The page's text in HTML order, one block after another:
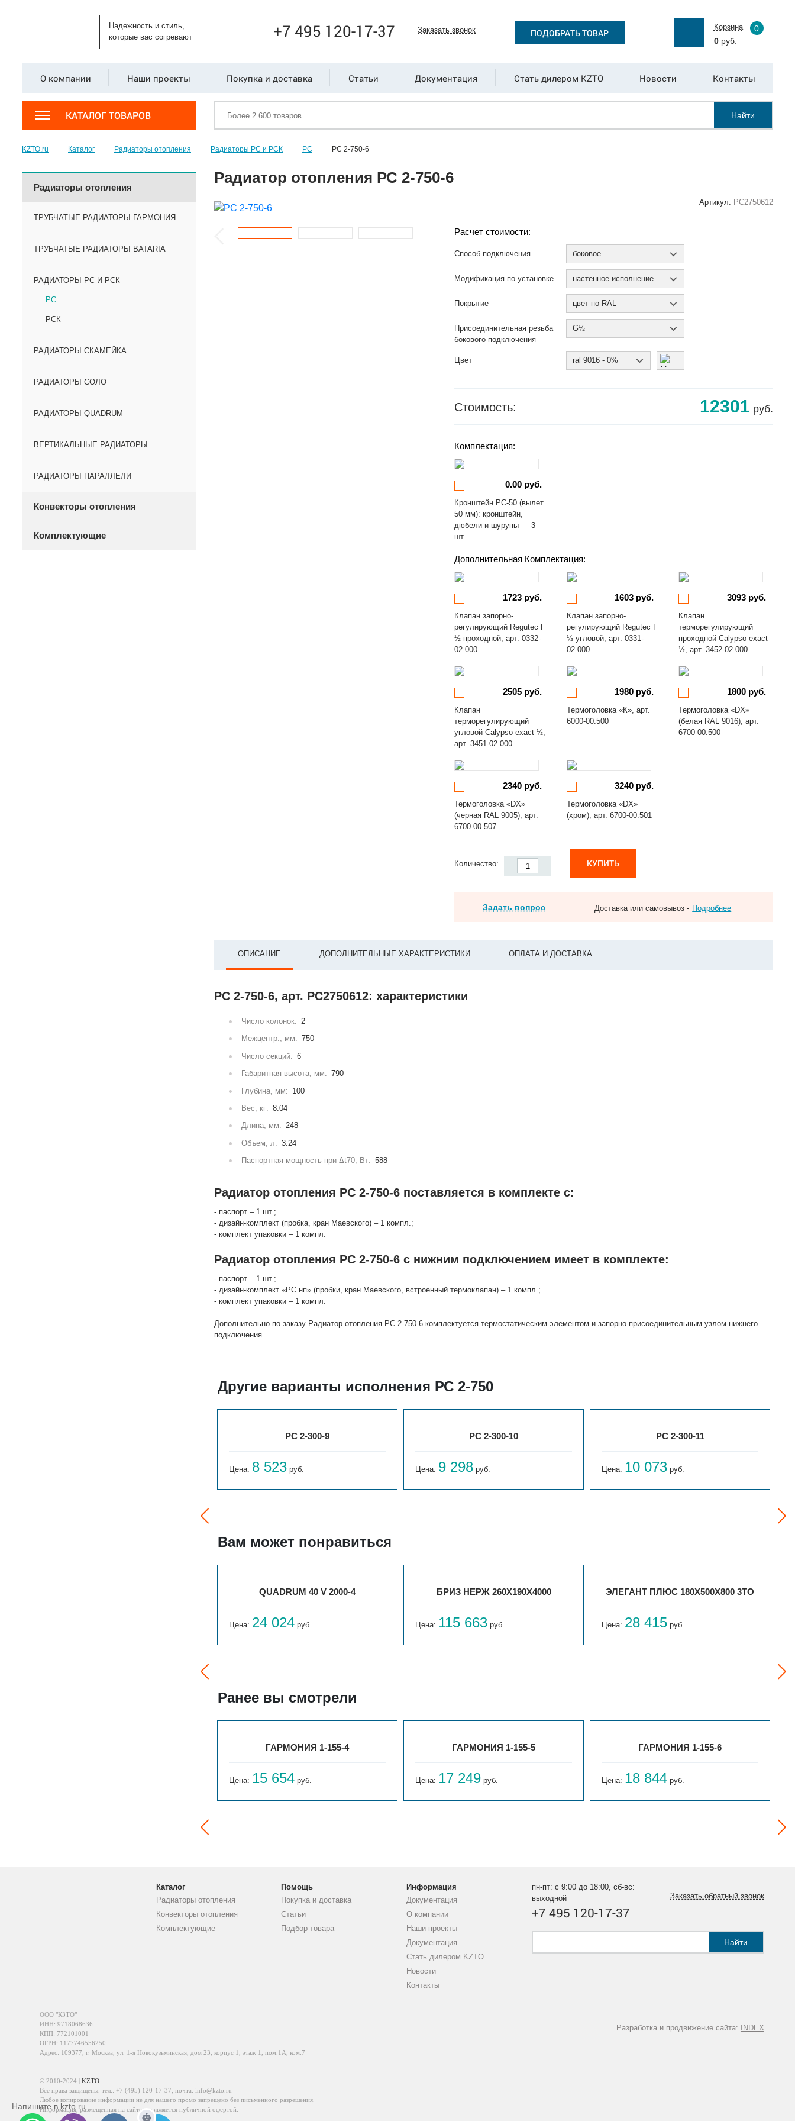
Надежность и стиль,
которые вас согревают
+7 495 120-17-37 Заказать звонок ПОДОБРАТЬ ТОВАР
Корзина
0
0руб.
О компании Наши проекты Покупка и доставка Статьи Документация Стать дилером KZTO Новости Контакты
КАТАЛОГ ТОВАРОВ Найти
KZTO.ru Каталог Радиаторы отопления Радиаторы РС и РСК РС РС 2-750-6
Радиаторы отопления
ТРУБЧАТЫЕ РАДИАТОРЫ ГАРМОНИЯ
ТРУБЧАТЫЕ РАДИАТОРЫ BATARIA
РАДИАТОРЫ РС И РСК
РС
РСК
РАДИАТОРЫ СКАМЕЙКА
РАДИАТОРЫ СОЛО
РАДИАТОРЫ QUADRUM
ВЕРТИКАЛЬНЫЕ РАДИАТОРЫ
РАДИАТОРЫ ПАРАЛЛЕЛИ
Конвекторы отопления
Комплектующие
Радиатор отопления РС 2-750-6
Артикул: РС2750612
Расчет стоимости:
Способ подключения боковое
Модификация по установке настенное исполнение
Покрытие цвет по RAL
Присоединительная резьба
бокового подключения
G½
Цвет ral 9016 - 0%
Стоимость: 12301 руб.
Комплектация:
0.00 руб.
Кронштейн РС-50 (вылет
50 мм): кронштейн,
дюбели и шурупы — 3
шт.
Дополнительная Комплектация:
1723 руб.
Клапан запорно-
регулирующий Regutec F
½ проходной, арт. 0332-
02.000
1603 руб.
Клапан запорно-
регулирующий Regutec F
½ угловой, арт. 0331-
02.000
3093 руб.
Клапан
терморегулирующий
проходной Calypso exact
½, арт. 3452-02.000
2505 руб.
Клапан
терморегулирующий
угловой Calypso exact ½,
арт. 3451-02.000
1980 руб.
Термоголовка «К», арт.
6000-00.500
1800 руб.
Термоголовка «DX»
(белая RAL 9016), арт.
6700-00.500
2340 руб.
Термоголовка «DX»
(черная RAL 9005), арт.
6700-00.507
3240 руб.
Термоголовка «DX»
(хром), арт. 6700-00.501
Количество: КУПИТЬ
Задать вопрос Доставка или самовывоз - Подробнее
ОПИСАНИЕ ДОПОЛНИТЕЛЬНЫЕ ХАРАКТЕРИСТИКИ ОПЛАТА И ДОСТАВКА
РС 2-750-6, арт. РС2750612: характеристики
Число колонок: 2
Межцентр., мм: 750
Число секций: 6
Габаритная высота, мм: 790
Глубина, мм: 100
Вес, кг: 8.04
Длина, мм: 248
Объем, л: 3.24
Паспортная мощность при Δt70, Вт: 588
Радиатор отопления РС 2-750-6 поставляется в комплекте с:
- паспорт – 1 шт.;
- дизайн-комплект (пробка, кран Маевского) – 1 компл.;
- комплект упаковки – 1 компл.
Радиатор отопления РС 2-750-6 с нижним подключением имеет в комплекте:
- паспорт – 1 шт.;
- дизайн-комплект «РС нп» (пробки, кран Маевского, встроенный термоклапан) – 1 компл.;
- комплект упаковки – 1 компл.
Дополнительно по заказу Радиатор отопления РС 2-750-6 комплектуется термостатическим элементом и запорно-присоединительным узлом нижнего
подключения.
Другие варианты исполнения РС 2-750
РС 2-300-9
Цена: 8 523 руб.
РС 2-300-10
Цена: 9 298 руб.
РС 2-300-11
Цена: 10 073 руб.
Вам может понравиться
QUADRUM 40 V 2000-4
Цена: 24 024 руб.
БРИЗ НЕРЖ 260Х190Х4000
Цена: 115 663 руб.
ЭЛЕГАНТ ПЛЮС 180X500X800 3ТО
Цена: 28 415 руб.
Ранее вы смотрели
ГАРМОНИЯ 1-155-4
Цена: 15 654 руб.
ГАРМОНИЯ 1-155-5
Цена: 17 249 руб.
ГАРМОНИЯ 1-155-6
Цена: 18 844 руб.
Каталог
Радиаторы отопления
Конвекторы отопления
Комплектующие
Помощь
Покупка и доставка
Статьи
Подбор товара
Информация
Документация
О компании
Наши проекты
Документация
Стать дилером KZTO
Новости
Контакты
пн-пт: с 9:00 до 18:00, сб-вс:
выходной
+7 495 120-17-37
Заказать обратный звонок
Найти
Разработка и продвижение сайта: INDEX
ООО "КЗТО"
ИНН: 9718068636
КПП: 772101001
ОГРН: 1177746556250
Адрес: 109377, г. Москва, ул. 1-я Новокузьминская, дом 23, корпус 1, этаж 1, пом.1А, ком.7
© 2010-2024 | KZTO
Все права защищены. тел.: +7 (495) 120-17-37 , почта: info@kzto.ru
Любое копирование информации не для нашего промо запрещено без письменного разрешения.
Информация, размещенная на сайте, не является публичной офертой.
Напишите в kzto.ru